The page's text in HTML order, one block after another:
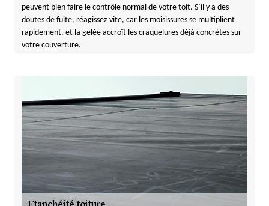
peuvent bien faire le contrôle normal de votre toit. S’il y a des
doutes de fuite, réagissez vite, car les moisissures se multiplient
rapidement, et la gelée accroît les craquelures déjà concrètes sur
votre couverture.